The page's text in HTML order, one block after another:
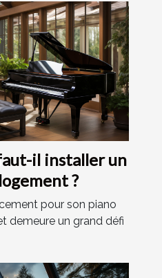
il installer un
?
pour son piano
demeure un grand défi